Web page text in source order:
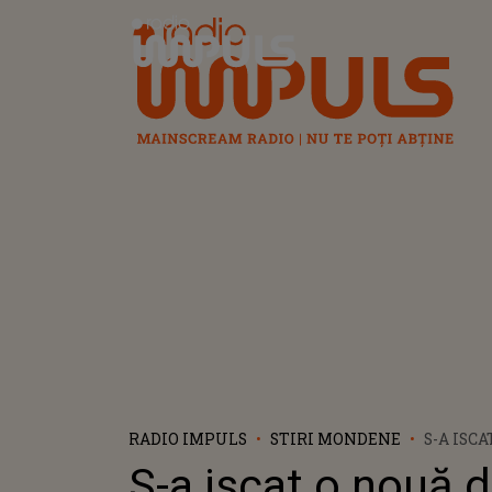
Radio Impuls
RADIO IMPULS STIRI MONDENE
S-A